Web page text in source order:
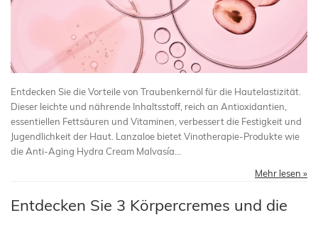
Entdecken Sie die Vorteile von Traubenkernöl für die Hautelastizität.
Dieser leichte und nährende Inhaltsstoff, reich an Antioxidantien,
essentiellen Fettsäuren und Vitaminen, verbessert die Festigkeit und
Jugendlichkeit der Haut. Lanzaloe bietet Vinotherapie-Produkte wie
die Anti-Aging Hydra Cream Malvasía...
Mehr lesen »
Entdecken Sie 3 Körpercremes und die